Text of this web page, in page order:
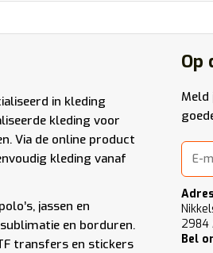
in kleding
kleding voor
Via de online product
kleding vanaf
jassen en
en borduren.
transfers en stickers
Op
Meld
Adres
2984
Bel